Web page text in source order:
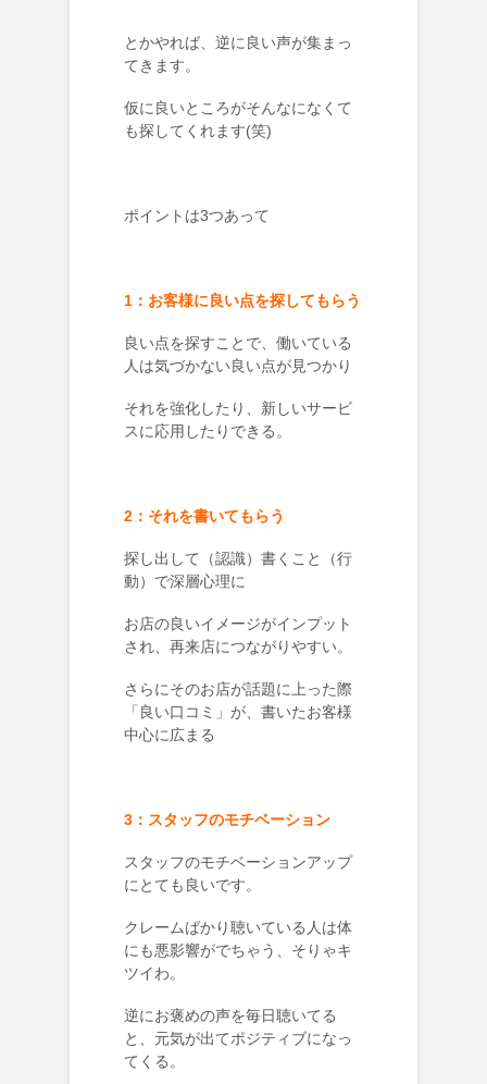
とかやれば、逆に良い声が集まっ
てきます。
仮に良いところがそんなになくて
も探してくれます(笑)
ポイントは3つあって
1：お客様に良い点を探してもらう
良い点を探すことで、働いている
人は気づかない良い点が見つかり
それを強化したり、新しいサービ
スに応用したりできる。
2：それを書いてもらう
探し出して（認識）書くこと（行
動）で深層心理に
お店の良いイメージがインプット
され、再来店につながりやすい。
さらにそのお店が話題に上った際
「良い口コミ」が、書いたお客様
中心に広まる
3：スタッフのモチベーション
スタッフのモチベーションアップ
にとても良いです。
クレームばかり聴いている人は体
にも悪影響がでちゃう、そりゃキ
ツイわ。
逆にお褒めの声を毎日聴いてる
と、元気が出てポジティブになっ
てくる。